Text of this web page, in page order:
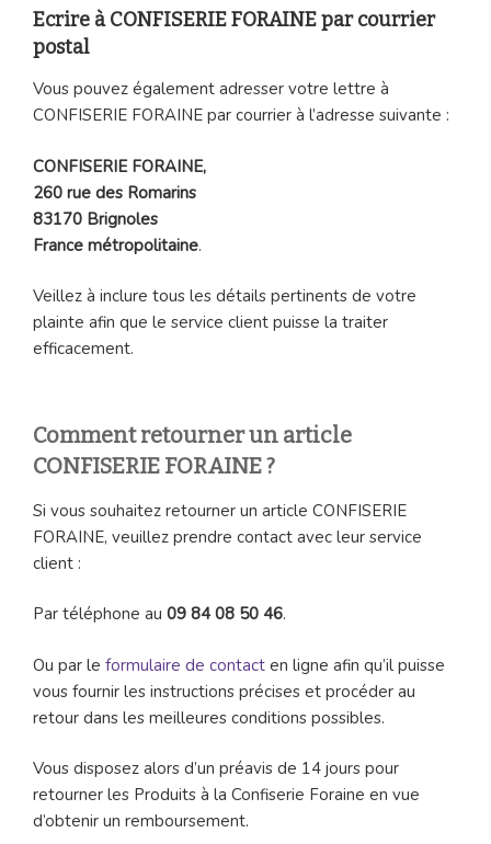
Ecrire à CONFISERIE FORAINE par courrier
postal
Vous pouvez également adresser votre lettre à
CONFISERIE FORAINE par courrier à l’adresse suivante :
CONFISERIE FORAINE,
260 rue des Romarins
83170 Brignoles
France métropolitaine.
Veillez à inclure tous les détails pertinents de votre
plainte afin que le service client puisse la traiter
efficacement.
Comment retourner un article
CONFISERIE FORAINE ?
Si vous souhaitez retourner un article CONFISERIE
FORAINE, veuillez prendre contact avec leur service
client :
Par téléphone au 09 84 08 50 46.
Ou par le formulaire de contact en ligne afin qu’il puisse
vous fournir les instructions précises et procéder au
retour dans les meilleures conditions possibles.
Vous disposez alors d’un préavis de 14 jours pour
retourner les Produits à la Confiserie Foraine en vue
d’obtenir un remboursement.